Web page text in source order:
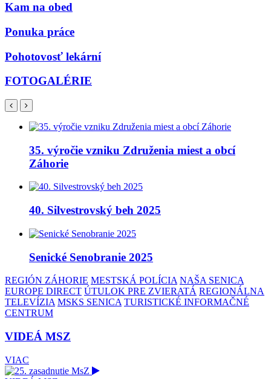
Kam na obed
Ponuka práce
Pohotovosť lekární
FOTOGALÉRIE
35. výročie vzniku Združenia miest a obcí
Záhorie
40. Silvestrovský beh 2025
Senické Senobranie 2025
REGIÓN ZÁHORIE MESTSKÁ POLÍCIA NAŠA SENICA
EUROPE DIRECT ÚTULOK PRE ZVIERATÁ REGIONÁLNA
TELEVÍZIA MSKS SENICA TURISTICKÉ INFORMAČNÉ
CENTRUM
VIDEÁ MSZ
VIAC